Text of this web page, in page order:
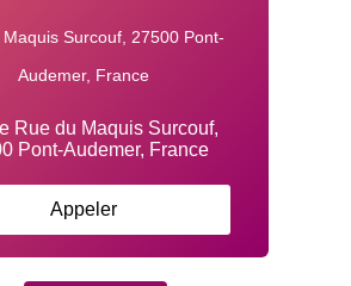
Maquis Surcouf, 27500 Pont-
Audemer, France
Appeler